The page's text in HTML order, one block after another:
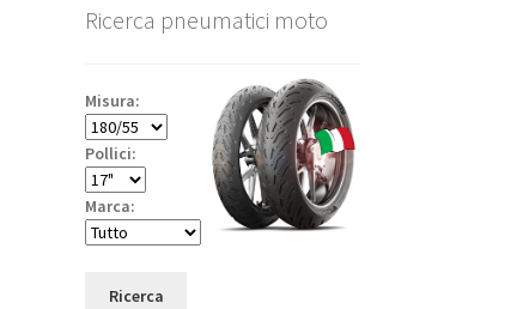
Ricerca pneumatici moto
Misura:
Pollici:
Marca:
Ricerca